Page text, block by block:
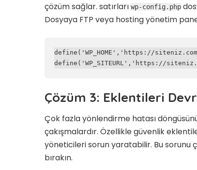
çözüm sağlar. satırları wp-config.php
Dosyaya FTP veya hosting yönetim
define('WP_HOME','https://
define('WP_SITEURL','https://
Çözüm 3: Eklentileri
Çok fazla yönlendirme hatası
çakışmalardır. Özellikle güvenlik
yöneticileri sorun yaratabilir. Bu sorunu
bırakın.